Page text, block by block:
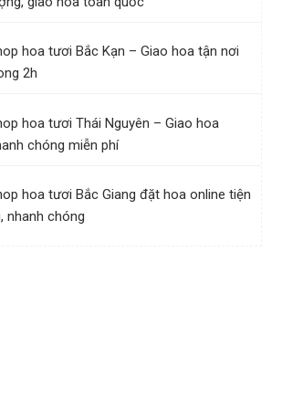
hoa tươi Bắc Kạn – Giao hoa tận nơi
2h
hoa tươi Thái Nguyên – Giao hoa
chóng miễn phí
hoa tươi Bắc Giang đặt hoa online tiện
nhanh chóng